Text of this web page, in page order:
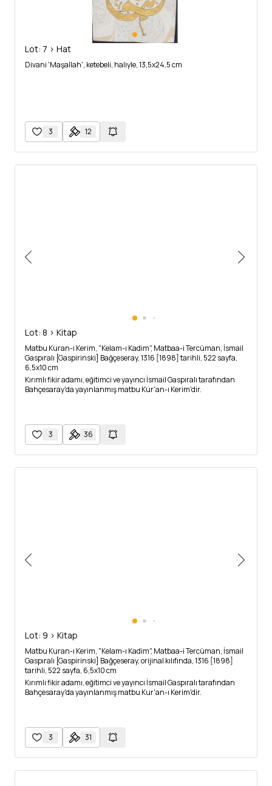
Lot: 7 > Hat
Divani 'Maşallah', ketebeli, haliyle, 13,5x24,5 cm
3 12
Lot: 8 > Kitap
Matbu Kuran-ı Kerim, "Kelam-ı Kadim", Matbaa-i Tercüman, İsmail
Gaspıralı [Gaspirinski] Bağçeseray, 1316 [1898] tarihli, 522 sayfa,
6,5x10 cm
Kırımlı fikir adamı, eğitimci ve yayıncı İsmail Gaspıralı tarafından
Bahçesaray'da yayınlanmış matbu Kur'an-ı Kerim'dir.
3 36
Lot: 9 > Kitap
Matbu Kuran-ı Kerim, "Kelam-ı Kadim", Matbaa-i Tercüman, İsmail
Gaspıralı [Gaspirinski] Bağçeseray, orijinal kılıfında, 1316 [1898]
tarihli, 522 sayfa, 6,5x10 cm
Kırımlı fikir adamı, eğitimci ve yayıncı İsmail Gaspıralı tarafından
Bahçesaray'da yayınlanmış matbu Kur'an-ı Kerim'dir.
3 31